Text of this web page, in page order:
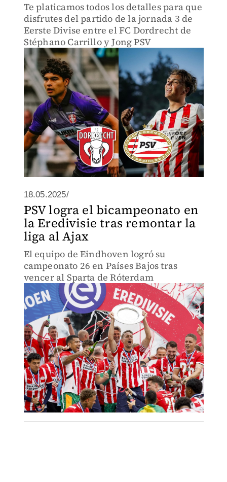
Te platicamos todos los detalles para que
disfrutes del partido de la jornada 3 de
Eerste Divise entre el FC Dordrecht de
Stéphano Carrillo y Jong PSV
18.05.2025/
PSV logra el bicampeonato en
la Eredivisie tras remontar la
liga al Ajax
El equipo de Eindhoven logró su
campeonato 26 en Países Bajos tras
vencer al Sparta de Róterdam